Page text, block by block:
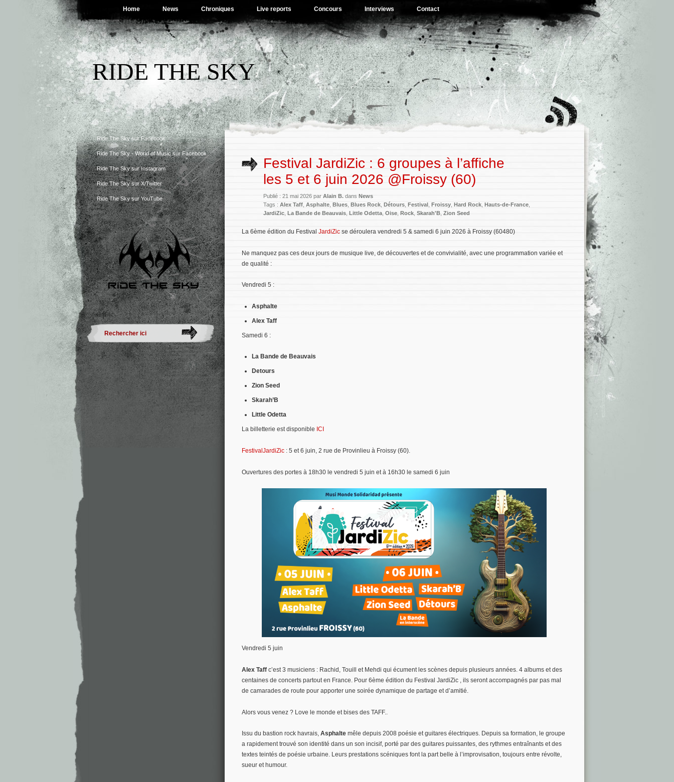
Home News Chroniques Live reports Concours Interviews Contact
RIDE THE SKY
Ride The Sky sur Facebook
Ride The Sky - World of Music sur Facebook
Ride The Sky sur Instagram
Ride The Sky sur X/Twitter
Ride The Sky sur YouTube
Festival JardiZic : 6 groupes à l’affiche
les 5 et 6 juin 2026 @Froissy (60)
Publié : 21 mai 2026 par Alain B. dans News
Tags : Alex Taff Asphalte Blues Blues Rock Détours Festival Froissy Hard Rock Hauts-de-France
JardiZic La Bande de Beauvais Little Odetta Oise Rock Skarah'B Zion Seed
La 6ème édition du Festival JardiZic se déroulera vendredi 5 & samedi 6 juin 2026 à Froissy (60480)
Ne manquez pas ces deux jours de musique live, de découvertes et de convivialité, avec une programmation variée et
de qualité :
Vendredi 5 :
Asphalte
Alex Taff
Samedi 6 :
La Bande de Beauvais
Detours
Zion Seed
Skarah’B
Little Odetta
La billetterie est disponible ICI
FestivalJardiZic : 5 et 6 juin, 2 rue de Provinlieu à Froissy (60).
Ouvertures des portes à 18h30 le vendredi 5 juin et à 16h30 le samedi 6 juin
Vendredi 5 juin
Alex Taff c’est 3 musiciens : Rachid, Touill et Mehdi qui écument les scènes depuis plusieurs années. 4 albums et des
centaines de concerts partout en France. Pour 6ème édition du Festival JardiZic , ils seront accompagnés par pas mal
de camarades de route pour apporter une soirée dynamique de partage et d’amitié.
Alors vous venez ? Love le monde et bises des TAFF..
Issu du bastion rock havrais, Asphalte mêle depuis 2008 poésie et guitares électriques. Depuis sa formation, le groupe
a rapidement trouvé son identité dans un son incisif, porté par des guitares puissantes, des rythmes entraînants et des
textes teintés de poésie urbaine. Leurs prestations scéniques font la part belle à l’improvisation, toujours entre révolte,
sueur et humour.